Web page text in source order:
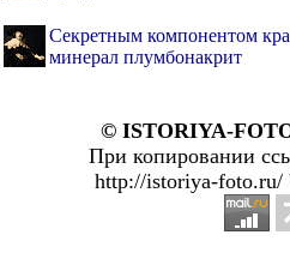
Секретным компонентом
минерал плумбонакрит
© ISTORIYA-
При копировании
http://istoriya-foto.ru/